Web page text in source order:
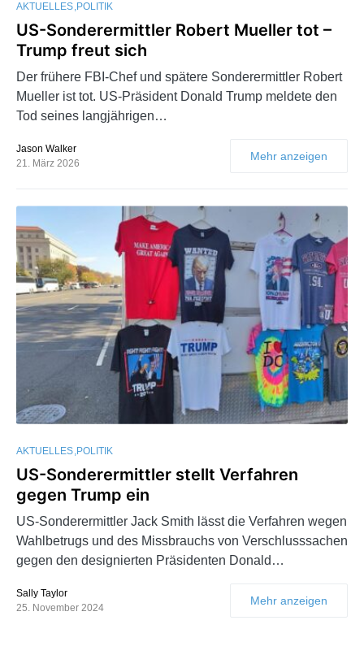
AKTUELLES POLITIK
US-Sonderermittler Robert Mueller tot –
Trump freut sich
Der frühere FBI-Chef und spätere Sonderermittler Robert
Mueller ist tot. US-Präsident Donald Trump meldete den
Tod seines langjährigen…
Jason Walker
21. März 2026
Mehr anzeigen
AKTUELLES POLITIK
US-Sonderermittler stellt Verfahren
gegen Trump ein
US-Sonderermittler Jack Smith lässt die Verfahren wegen
Wahlbetrugs und des Missbrauchs von Verschlusssachen
gegen den designierten Präsidenten Donald…
Sally Taylor
25. November 2024
Mehr anzeigen